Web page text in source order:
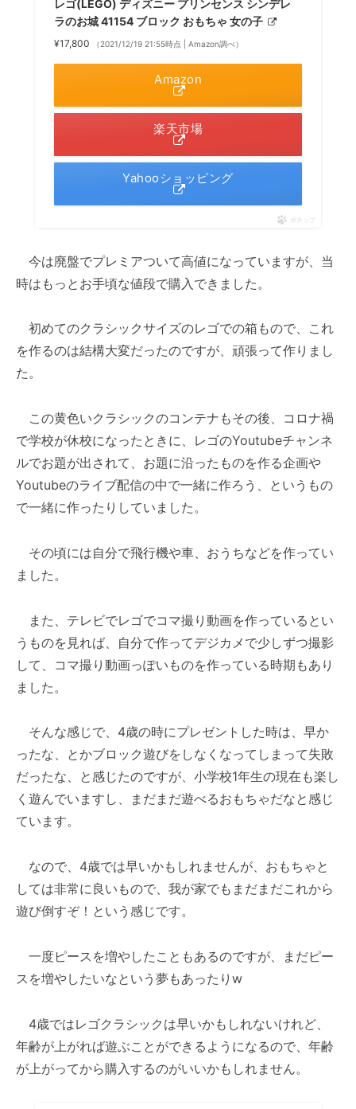
レゴ(LEGO) ディズニー プリンセンス シンデレ
ラのお城 41154 ブロック おもちゃ 女の子
¥17,800 （2021/12/19 21:55時点 | Amazon調べ）
Amazon
楽天市場
Yahooショッピング
ポチップ
今は廃盤でプレミアついて高値になっていますが、当
時はもっとお手頃な値段で購入できました。
初めてのクラシックサイズのレゴでの箱もので、これ
を作るのは結構大変だったのですが、頑張って作りまし
た。
この黄色いクラシックのコンテナもその後、コロナ禍
で学校が休校になったときに、レゴのYoutubeチャンネ
ルでお題が出されて、お題に沿ったものを作る企画や
Youtubeのライブ配信の中で一緒に作ろう、というもの
で一緒に作ったりしていました。
その頃には自分で飛行機や車、おうちなどを作ってい
ました。
また、テレビでレゴでコマ撮り動画を作っているとい
うものを見れば、自分で作ってデジカメで少しずつ撮影
して、コマ撮り動画っぽいものを作っている時期もあり
ました。
そんな感じで、4歳の時にプレゼントした時は、早か
ったな、とかブロック遊びをしなくなってしまって失敗
だったな、と感じたのですが、小学校1年生の現在も楽し
く遊んでいますし、まだまだ遊べるおもちゃだなと感じ
ています。
なので、4歳では早いかもしれませんが、おもちゃと
しては非常に良いもので、我が家でもまだまだこれから
遊び倒すぞ！という感じです。
一度ピースを増やしたこともあるのですが、まだピー
スを増やしたいなという夢もあったりw
4歳ではレゴクラシックは早いかもしれないけれど、
年齢が上がれば遊ぶことができるようになるので、年齢
が上がってから購入するのがいいかもしれません。